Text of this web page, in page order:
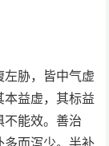
胁，皆中气虚
益虚，其标益
能效。善治